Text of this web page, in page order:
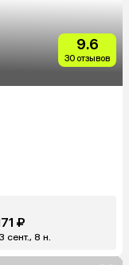
9.6
30 отзывов
₽
сент., 8 н.